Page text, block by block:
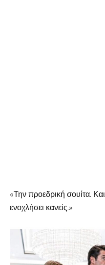
«Την προεδρική σουίτα.
ενοχλήσει κανείς.»